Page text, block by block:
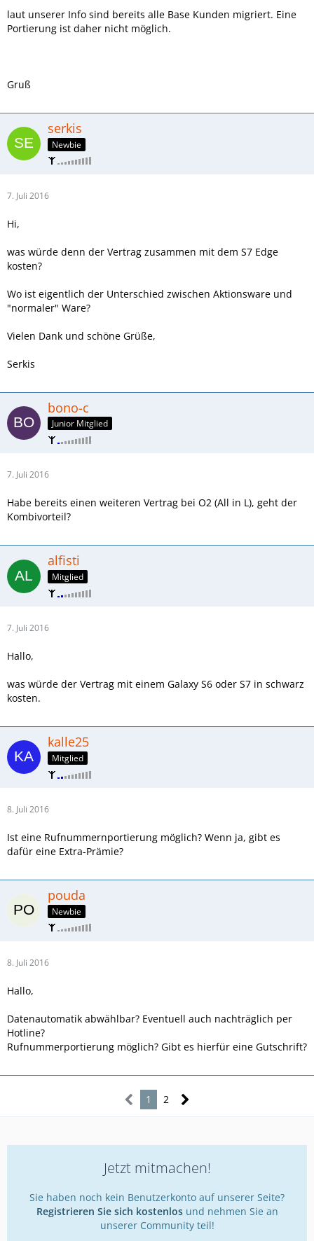
laut unserer Info sind bereits alle Base Kunden migriert. Eine
Portierung ist daher nicht möglich.
Gruß
serkis
Newbie
7. Juli 2016
Hi,
was würde denn der Vertrag zusammen mit dem S7 Edge
kosten?
Wo ist eigentlich der Unterschied zwischen Aktionsware und
"normaler" Ware?
Vielen Dank und schöne Grüße,
Serkis
bono-c
Junior Mitglied
7. Juli 2016
Habe bereits einen weiteren Vertrag bei O2 (All in L), geht der
Kombivorteil?
alfisti
Mitglied
7. Juli 2016
Hallo,
was würde der Vertrag mit einem Galaxy S6 oder S7 in schwarz
kosten.
kalle25
Mitglied
8. Juli 2016
Ist eine Rufnummernportierung möglich? Wenn ja, gibt es
dafür eine Extra-Prämie?
pouda
Newbie
8. Juli 2016
Hallo,
Datenautomatik abwählbar? Eventuell auch nachträglich per
Hotline?
Rufnummerportierung möglich? Gibt es hierfür eine Gutschrift?
1 2
Jetzt mitmachen!
Sie haben noch kein Benutzerkonto auf unserer Seite?
Registrieren Sie sich kostenlosund nehmen Sie an
unserer Community teil!